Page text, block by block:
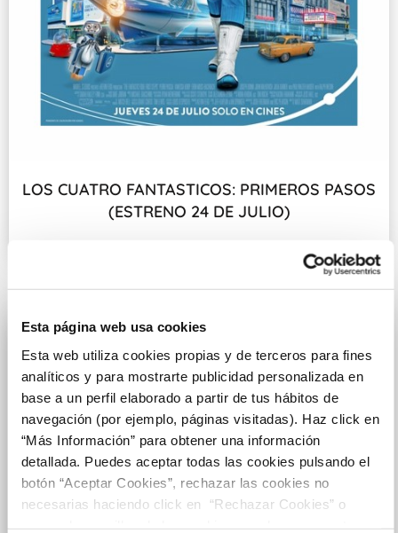
Esta página web usa cookies
Esta web utiliza cookies propias y de terceros para fines
analíticos y para mostrarte publicidad personalizada en
base a un perfil elaborado a partir de tus hábitos de
navegación (por ejemplo, páginas visitadas). Haz click en
“Más Información” para obtener una información
detallada. Puedes aceptar todas las cookies pulsando el
botón “Aceptar Cookies”, rechazar las cookies no
necesarias haciendo click en “Rechazar Cookies” o
LOS CUATRO FANTASTICOS: PRIMEROS PASOS
(ESTRENO 24 DE JULIO)